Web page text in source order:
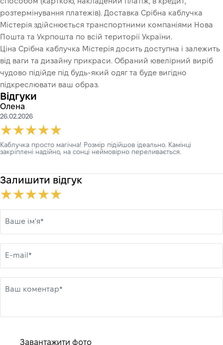
способом (карткою, накладений платіж, в кредит,
розтермінування платежів). Доставка Срібна каблучка
Містерія здійснюється транспортними компаніями Нова
Пошта та Укрпошта по всій території України.
Ціна Срібна каблучка Містерія досить доступна і залежить
від ваги та дизайну прикраси. Обраний ювелірний виріб
чудово підійде під будь-який одяг та буде вигідно
підкреслювати ваш образ.
Відгуки
Олена
26.02.2026
Каблучка просто магічна! Розмір підійшов ідеально. Камінці
закріплені надійно, на сонці неймовірно переливається.
Залишити відгук
Ваше ім'я*
E-mail*
Ваш коментар*
Завантажити фото